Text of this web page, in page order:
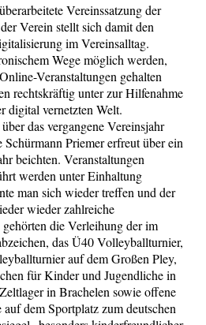
Vereinssatzung der
Verein stellt sich damit den
im Vereinsalltag.
Wege möglich werden,
Veranstaltungen gehalten
rechtskräftig unter zur Hilfenahme
digital vernetzten Welt.
das vergangene Vereinsjahr
Priemer erfreut über ein
beichten. Veranstaltungen
werden unter Einhaltung
man sich wieder treffen und der
wieder zahlreiche
die Verleihung der im
das Ü40 Volleyballturnier,
auf dem Großen Pley,
für Kinder und Jugendliche in
in Brachelen sowie offene
dem Sportplatz zum deutschen